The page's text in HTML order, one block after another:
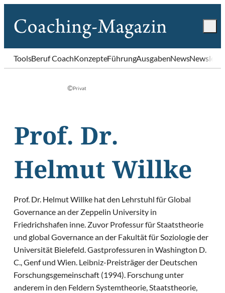
ToolsBeruf CoachKonzepteFührungAusgabenNews
©Privat
Prof. Dr.
Helmut Willke
Prof. Dr. Helmut Willke hat den Lehrstuhl für Global
Governance an der Zeppelin University in
Friedrichshafen inne. Zuvor Professur für Staatstheorie
und global Governance an der Fakultät für Soziologie der
Universität Bielefeld. Gastprofessuren in Washington D.
C., Genf und Wien. Leibniz-Preisträger der Deutschen
Forschungsgemeinschaft (1994). Forschung unter
anderem in den Feldern Systemtheorie, Staatstheorie,